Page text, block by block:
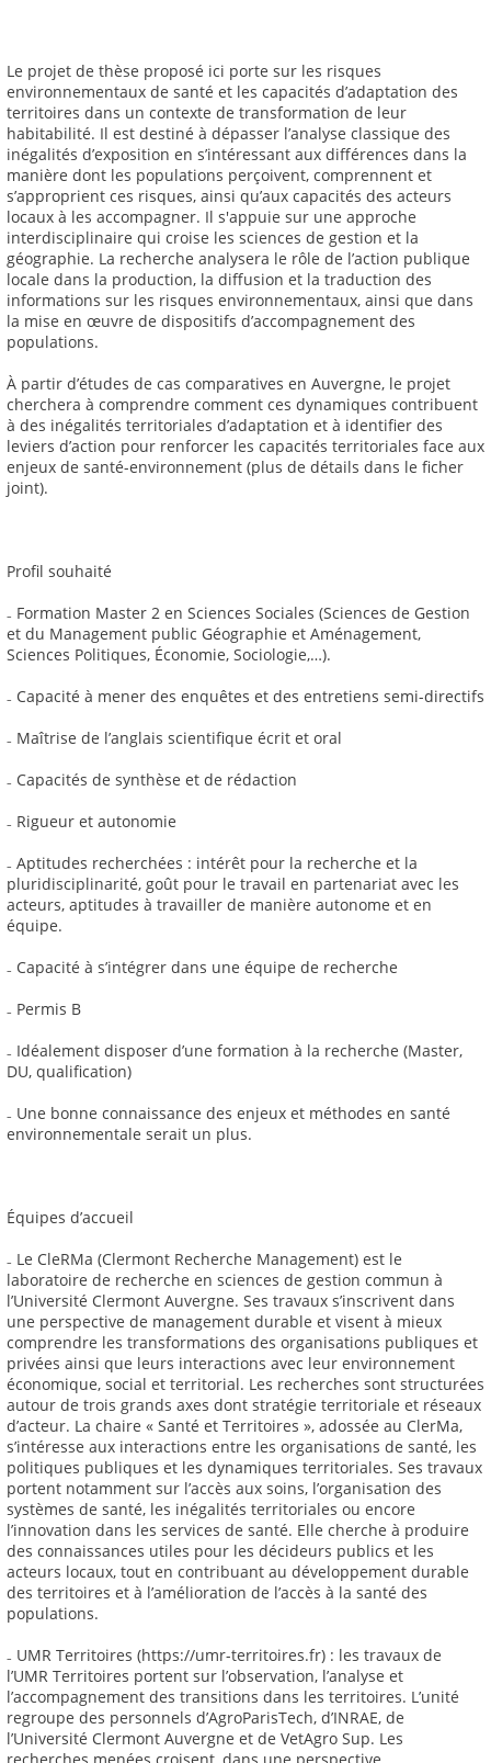
Le projet de thèse proposé ici porte sur les risques
environnementaux de santé et les capacités d’adaptation des
territoires dans un contexte de transformation de leur
habitabilité. Il est destiné à dépasser l’analyse classique des
inégalités d’exposition en s’intéressant aux différences dans la
manière dont les populations perçoivent, comprennent et
s’approprient ces risques, ainsi qu’aux capacités des acteurs
locaux à les accompagner. Il s'appuie sur une approche
interdisciplinaire qui croise les sciences de gestion et la
géographie. La recherche analysera le rôle de l’action publique
locale dans la production, la diffusion et la traduction des
informations sur les risques environnementaux, ainsi que dans
la mise en œuvre de dispositifs d’accompagnement des
populations.
À partir d’études de cas comparatives en Auvergne, le projet
cherchera à comprendre comment ces dynamiques contribuent
à des inégalités territoriales d’adaptation et à identifier des
leviers d’action pour renforcer les capacités territoriales face aux
enjeux de santé-environnement (plus de détails dans le ficher
joint).
Profil souhaité
₋ Formation Master 2 en Sciences Sociales (Sciences de Gestion
et du Management public Géographie et Aménagement,
Sciences Politiques, Économie, Sociologie,…).
₋ Capacité à mener des enquêtes et des entretiens semi-directifs
₋ Maîtrise de l’anglais scientifique écrit et oral
₋ Capacités de synthèse et de rédaction
₋ Rigueur et autonomie
₋ Aptitudes recherchées : intérêt pour la recherche et la
pluridisciplinarité, goût pour le travail en partenariat avec les
acteurs, aptitudes à travailler de manière autonome et en
équipe.
₋ Capacité à s’intégrer dans une équipe de recherche
₋ Permis B
₋ Idéalement disposer d’une formation à la recherche (Master,
DU, qualification)
₋ Une bonne connaissance des enjeux et méthodes en santé
environnementale serait un plus.
Équipes d’accueil
₋ Le CleRMa (Clermont Recherche Management) est le
laboratoire de recherche en sciences de gestion commun à
l’Université Clermont Auvergne. Ses travaux s’inscrivent dans
une perspective de management durable et visent à mieux
comprendre les transformations des organisations publiques et
privées ainsi que leurs interactions avec leur environnement
économique, social et territorial. Les recherches sont structurées
autour de trois grands axes dont stratégie territoriale et réseaux
d’acteur. La chaire « Santé et Territoires », adossée au ClerMa,
s’intéresse aux interactions entre les organisations de santé, les
politiques publiques et les dynamiques territoriales. Ses travaux
portent notamment sur l’accès aux soins, l’organisation des
systèmes de santé, les inégalités territoriales ou encore
l’innovation dans les services de santé. Elle cherche à produire
des connaissances utiles pour les décideurs publics et les
acteurs locaux, tout en contribuant au développement durable
des territoires et à l’amélioration de l’accès à la santé des
populations.
₋ UMR Territoires (https://umr-territoires.fr) : les travaux de
l’UMR Territoires portent sur l’observation, l’analyse et
l’accompagnement des transitions dans les territoires. L’unité
regroupe des personnels d’AgroParisTech, d’INRAE, de
l’Université Clermont Auvergne et de VetAgro Sup. Les